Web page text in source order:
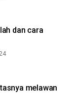
dan cara
melawan